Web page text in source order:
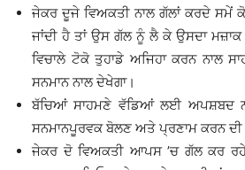
ਜੇਕਰ ਦੂਜੇ ਵਿਅਕਤੀ ਨਾਲ ਗੱਲਾਂ ਕਰਦੇ ਸਮੇਂ
ਜਾਂਦੀ ਹੈ ਤਾਂ ਉਸ ਗੱਲ ਨੂੰ ਲੈ ਕੇ ਉਸਦਾ
ਵਿਚਾਲੇ ਟੋਕੋ ਤੁਹਾਡੇ ਅਜਿਹਾ ਕਰਨ ਨਾਲ
ਸਨਮਾਨ ਨਾਲ ਦੇਖੇਗਾ।
ਬੱਚਿਆਂ ਸਾਹਮਣੇ ਵੱਡਿਆਂ ਲਈ ਅਪਸ਼ਬਦ
ਸਨਮਾਨਪੂਰਵਕ ਬੋਲਣ ਅਤੇ ਪ੍ਰਣਾਮ ਕਰਨ
ਜੇਕਰ ਦੋ ਵਿਅਕਤੀ ਆਪਸ ’ਚ ਗੱਲ ਕਰ